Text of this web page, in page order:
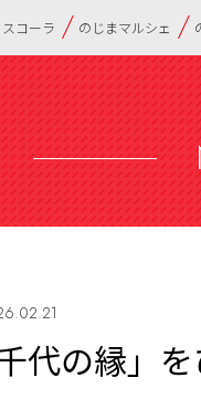
コーラ のじまマルシェ
代の縁」